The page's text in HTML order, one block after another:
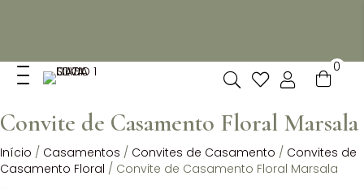
0
Convite de Casamento Floral Marsala
Início / Casamentos / Convites de Casamento / Convites de
Casamento Floral / Convite de Casamento Floral Marsala